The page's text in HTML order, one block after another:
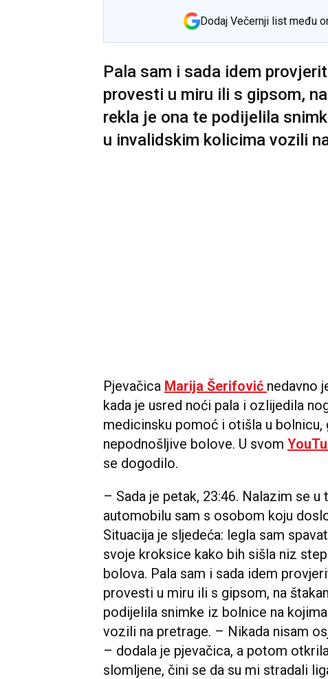
Dodaj Večernji list među
Pala sam i sada idem
provesti u miru ili s gipsom,
rekla je ona te podijelila
u invalidskim kolicima vozili
Pjevačica Marija Šerifović nedavno
kada je usred noći pala i ozlijedila
medicinsku pomoć i otišla u bolnicu,
nepodnošljive bolove. U svom
se dogodilo.
– Sada je petak, 23:46. Nalazim se u
automobilu sam s osobom koju
Situacija je sljedeća: legla sam
svoje kroksice kako bih sišla niz
bolova. Pala sam i sada idem
provesti u miru ili s gipsom, na
podijelila snimke iz bolnice na
vozili na pretrage. – Nikada nisam
– dodala je pjevačica, a potom
slomljene, čini se da su mi stradali